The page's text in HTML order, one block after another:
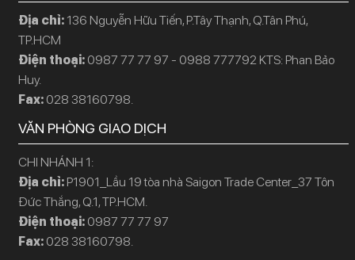
Địa chỉ: 136 Nguyễn Hữu Tiến, P.Tây Thạnh, Q.Tân Phú,
TP.HCM
Điện thoại: 0987 77 77 97 - 0988 777792 KTS: Phan Bảo
Huy.
Fax: 028 38160798.
VĂN PHÒNG GIAO DỊCH
CHI NHÁNH 1:
Địa chỉ: P1901_Lầu 19 tòa nhà Saigon Trade Center_37 Tôn
Đức Thắng, Q.1, TP.HCM.
Điện thoại: 0987 77 77 97
Fax: 028 38160798.